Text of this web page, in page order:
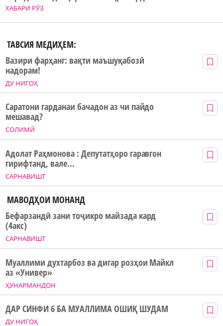
ХАБАРИ РӮЗ
ТАВСИЯ МЕДИҲЕМ:
ДУ НИГОҲ
Вазири фарҳанг: вақти маъшуқабозӣ
надорам!
СОЛИМӢ
Саратони гарданаи бачадон аз чи пайдо
мешавад?
САРНАВИШТ
Адолат Раҳмонова : Депутатҳоро гаравгон
гирифтанд, вале...
МАВОДҲОИ МОНАНД
САРНАВИШТ
Бефарзандӣ зани тоҷикро майзада кард
(4акс)
ҲУНАРМАНДОН
Муаллими духтарбоз ва дигар розҳои Майкл
аз «Универ»
ДУ НИГОҲ
ДАР СИНФИ 6 БА МУАЛЛИМА ОШИҚ ШУДАМ